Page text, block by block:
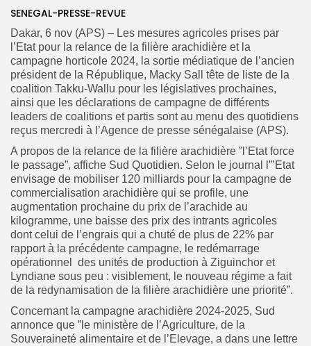
FR
SENEGAL-PRESSE-REVUE
Dakar, 6 nov (APS) – Les mesures agricoles prises par
l’Etat pour la relance de la filière arachidière et la
campagne horticole 2024, la sortie médiatique de l’ancien
président de la République, Macky Sall tête de liste de la
coalition Takku-Wallu pour les législatives prochaines,
ainsi que les déclarations de campagne de différents
leaders de coalitions et partis sont au menu des quotidiens
reçus mercredi à l’Agence de presse sénégalaise (APS).
A propos de la relance de la filière arachidière ”l’Etat force
le passage”, affiche Sud Quotidien. Selon le journal l”’Etat
envisage de mobiliser 120 milliards pour la campagne de
commercialisation arachidière qui se profile, une
augmentation prochaine du prix de l’arachide au
kilogramme, une baisse des prix des intrants agricoles
dont celui de l’engrais qui a chuté de plus de 22% par
rapport à la précédente campagne, le redémarrage
opérationnel des unités de production à Ziguinchor et
Lyndiane sous peu : visiblement, le nouveau régime a fait
de la redynamisation de la filière arachidière une priorité”.
Concernant la campagne arachidière 2024-2025, Sud
annonce que ”le ministère de l’Agriculture, de la
Souveraineté alimentaire et de l’Elevage, a dans une lettre